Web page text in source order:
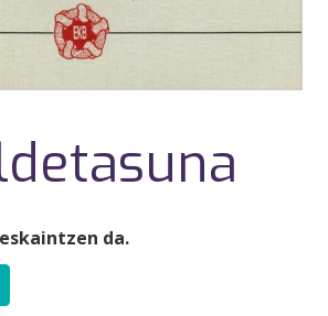
da.